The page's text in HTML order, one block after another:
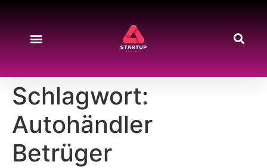
Schlagwort:
Autohändler
Betrüger